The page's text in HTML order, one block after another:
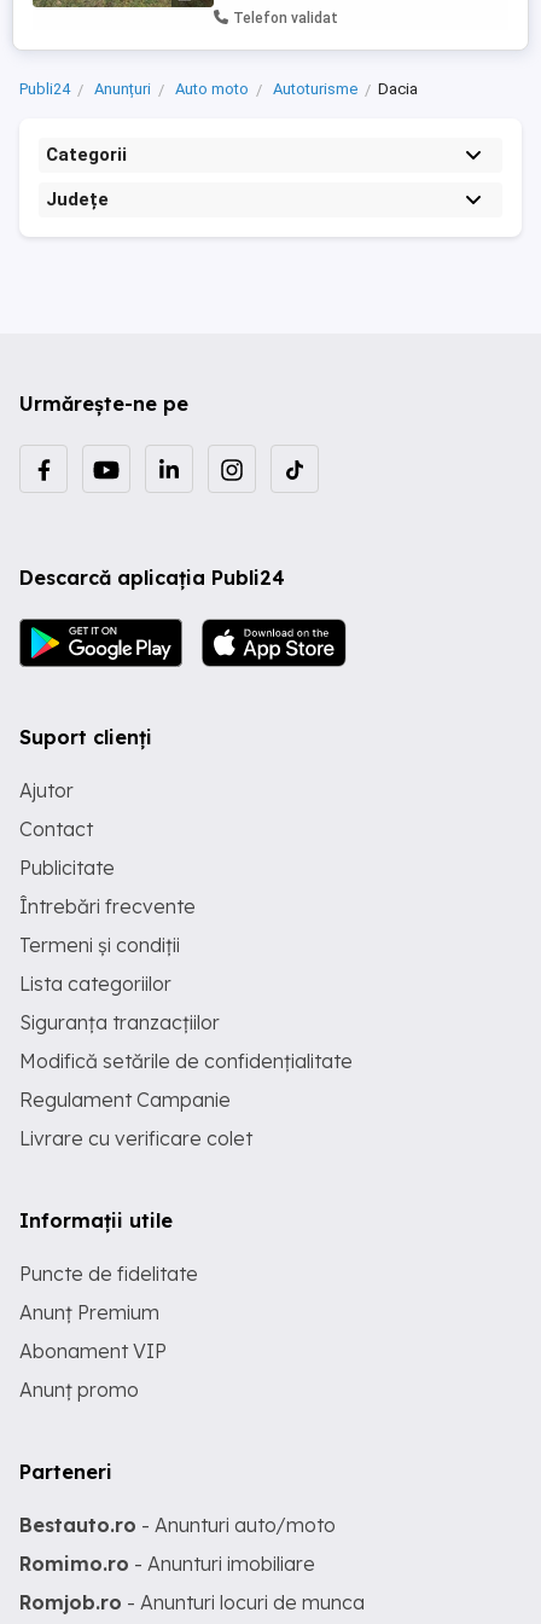
Telefon validat
Publi24 Anunțuri Auto moto Autoturisme Dacia
Categorii
Județe
Urmărește-ne pe
Descarcă aplicația Publi24
Suport clienți
Ajutor
Contact
Publicitate
Întrebări frecvente
Termeni și condiții
Lista categoriilor
Siguranța tranzacțiilor
Modifică setările de confidențialitate
Regulament Campanie
Livrare cu verificare colet
Informații utile
Puncte de fidelitate
Anunț Premium
Abonament VIP
Anunț promo
Parteneri
Bestauto.ro - Anunturi auto/moto
Romimo.ro - Anunturi imobiliare
Romjob.ro - Anunturi locuri de munca